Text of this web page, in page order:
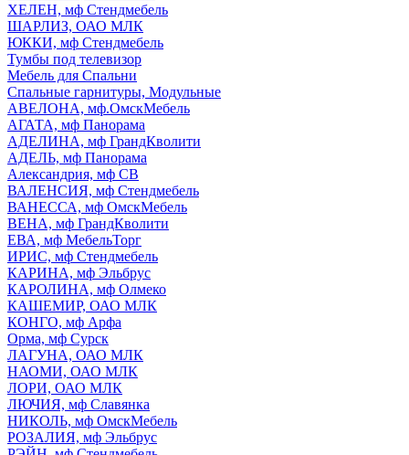
ХЕЛЕН, мф Стендмебель
ШАРЛИЗ, ОАО МЛК
ЮККИ, мф Стендмебель
Тумбы под телевизор
Мебель для Спальни
Спальные гарнитуры, Модульные
АВЕЛОНА, мф.ОмскМебель
АГАТА, мф Панорама
АДЕЛИНА, мф ГрандКволити
АДЕЛЬ, мф Панорама
Александрия, мф СВ
ВАЛЕНСИЯ, мф Стендмебель
ВАНЕССА, мф ОмскМебель
ВЕНА, мф ГрандКволити
ЕВА, мф МебельТорг
ИРИС, мф Стендмебель
КАРИНА, мф Эльбрус
КАРОЛИНА, мф Олмеко
КАШЕМИР, ОАО МЛК
КОНГО, мф Арфа
Орма, мф Сурск
ЛАГУНА, ОАО МЛК
НАОМИ, ОАО МЛК
ЛОРИ, ОАО МЛК
ЛЮЧИЯ, мф Славянка
НИКОЛЬ, мф ОмскМебель
РОЗАЛИЯ, мф Эльбрус